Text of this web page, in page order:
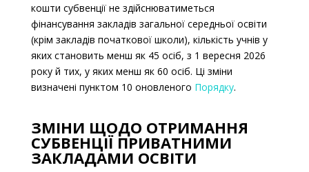
кошти субвенції не здійснюватиметься
фінансування закладів загальної середньої освіти
(крім закладів початкової школи), кількість учнів у
яких становить менш як 45 осіб, з 1 вересня 2026
року й тих, у яких менш як 60 осіб. Ці зміни
визначені пунктом 10 оновленого Порядку.
ЗМІНИ ЩОДО ОТРИМАННЯ
СУБВЕНЦІЇ ПРИВАТНИМИ
ЗАКЛАДАМИ ОСВІТИ